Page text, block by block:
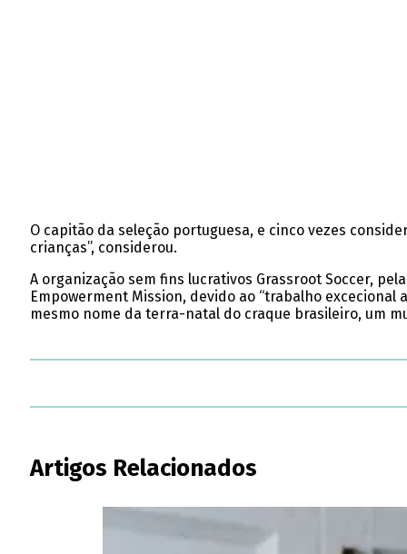
O capitão da seleção portuguesa, e cinco vezes
crianças”, considerou.
A organização sem fins lucrativos Grassroot Soccer,
Empowerment Mission, devido ao “trabalho
mesmo nome da terra-natal do craque brasileiro, um
Artigos Relacionados